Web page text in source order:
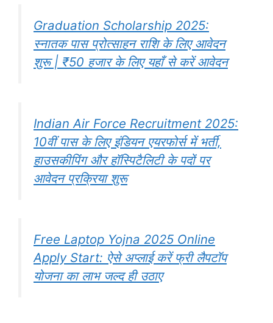
Graduation Scholarship 2025:
स्नातक पास प्रोत्साहन राशि के लिए आवेदन
शुरू | ₹50 हजार के लिए यहाँ से करें आवेदन
Indian Air Force Recruitment 2025:
10वीं पास के लिए इंडियन एयरफोर्स में भर्ती,
हाउसकीपिंग और हॉस्पिटैलिटी के पदों पर
आवेदन प्रक्रिया शुरू
Free Laptop Yojna 2025 Online
Apply Start: ऐसे अप्लाई करें फ्री लैपटॉप
योजना का लाभ जल्द ही उठाए